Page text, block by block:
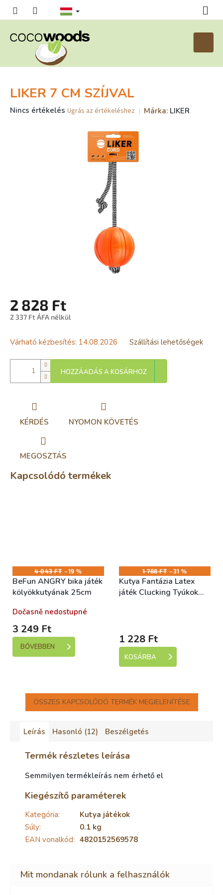
tartalomhoz
LIKER 7 CM SZÍJVAL
A
Nincs értékelés Ugrás az értékeléshez Márka: LIKER
2 828 Ft
2 337 Ft ÁFA nélkül
Várható kézbesítés: 14.08.2026 Szállítási lehetőségek
HOZZÁADÁS A KOSÁRHOZ
KÉRDÉS NYOMON KÖVETÉS
MEGOSZTÁS
Kapcsolódó termékek
4 043 FT –19 %
BeFun ANGRY bika játék
kölyökkutyának 25cm
Dočasně nedostupné
3 249 Ft
BŐVEBBEN
1 788 FT –31 %
Kutya Fantázia Latex
játék Clucking Tyúkok
1 228 Ft
KOSÁRBA
ÖSSZES KAPCSOLÓDÓ TERMÉK MEGJELENÍTÉSE
Leírás Hasonló (12) Beszélgetés
Termék részletes leírása
Semmilyen termékleírás nem érhető el
Kiegészítő paraméterek
Kategória:
Kutya játékok
Súly:
0.1 kg
EAN vonalkód: 4820152569578